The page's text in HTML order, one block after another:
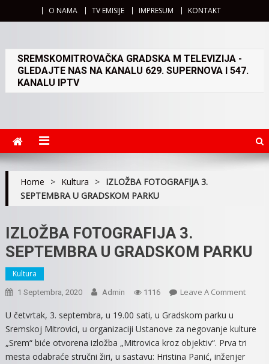
O NAMA TV EMISIJE IMPRESUM KONTAKT
SREMSKOMITROVAČKA GRADSKA M TELEVIZIJA -
GLEDAJTE NAS NA KANALU 629. SUPERNOVA I 547.
KANALU IPTV
Home > Kultura > IZLOŽBA FOTOGRAFIJA 3.
SEPTEMBRA U GRADSKOM PARKU
IZLOŽBA FOTOGRAFIJA 3.
SEPTEMBRA U GRADSKOM PARKU
Kultura
1 Septembra, 2020 Admin 1116 Leave A CommentOn
3.
U
U četvrtak, 3. septembra, u 19.00 sati, u Gradskom parku u
Sremskoj Mitrovici, u organizaciji Ustanove za negovanje kulture
„Srem“ biće otvorena izložba „Mitrovica kroz objektiv“. Prva tri
mesta odabraće stručni žiri, u sastavu: Hristina Panić, inženjer